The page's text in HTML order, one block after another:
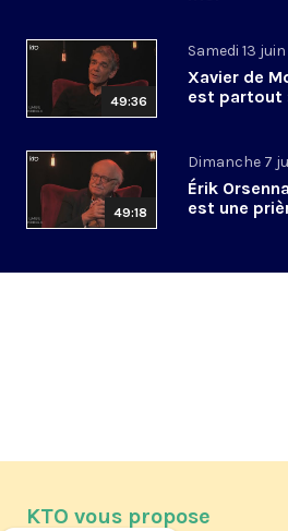
49:36
Samedi 13
Xavier de
est partout
49:18
Dimanche 7
Érik
est une
KTO vous propose